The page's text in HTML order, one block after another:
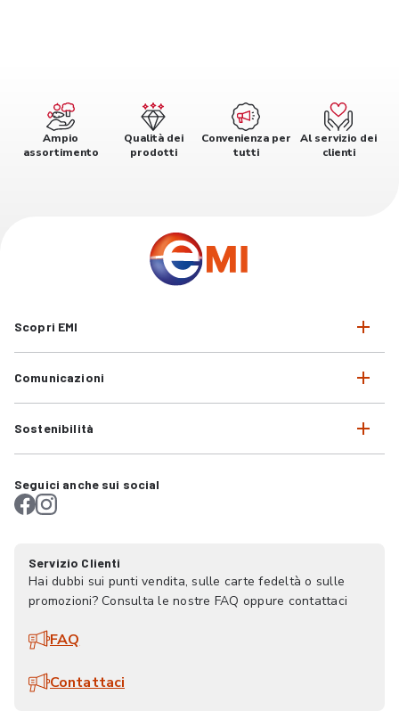
Ampio
assortimento
Qualità dei
prodotti
Convenienza per
tutti
Al servizio dei
clienti
Scopri EMI
Comunicazioni
Sostenibilità
Seguici anche sui social
Servizio Clienti
Hai dubbi sui punti vendita, sulle carte fedeltà o sulle
promozioni? Consulta le nostre FAQ oppure contattaci
FAQ
Contattaci